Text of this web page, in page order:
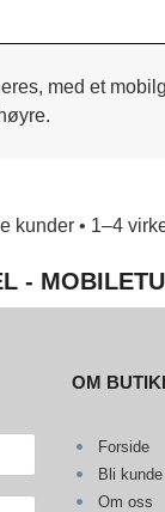
med et
• 1–4
-
OM
Forside
Bli kunde
Om oss